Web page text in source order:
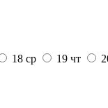
18 ср 19 чт